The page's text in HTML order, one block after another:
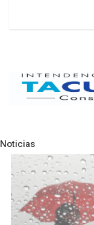
Noticias
NOTICIAS